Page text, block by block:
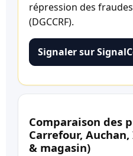
répression des
(DGCCRF).
Signaler sur
Comparaison des
Carrefour,
& magasin)